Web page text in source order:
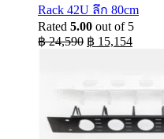
Rack 42U ลึก 80cm
Rated 5.00 out of 5
฿24,590 Original
฿ 15,154Current